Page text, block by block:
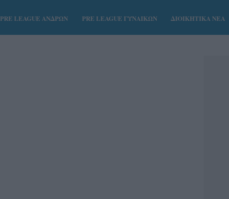
PRE LEAGUE ΑΝΔΡΩΝ PRE LEAGUE ΓΥΝΑΙΚΩΝ ΔΙΟΙΚΗΤΙΚΑ ΝΕΑ